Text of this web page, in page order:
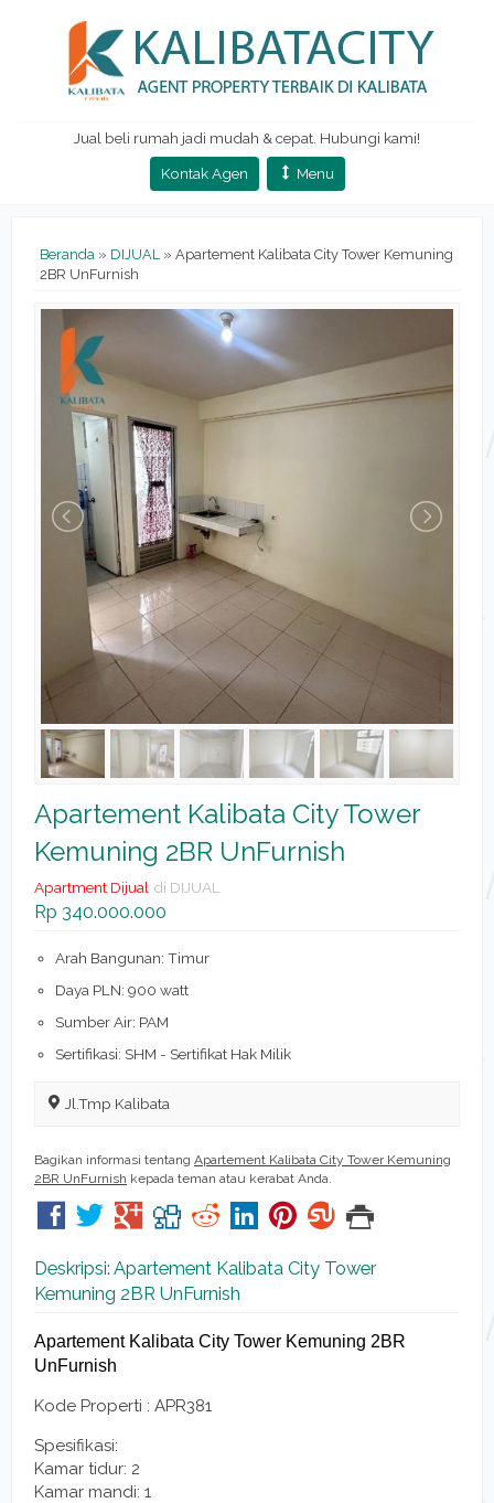
Jual beli rumah jadi mudah & cepat. Hubungi kami!
Kontak Agen
Menu
Beranda » DIJUAL» Apartement Kalibata City Tower Kemuning
2BR UnFurnish
Apartement Kalibata City Tower
Kemuning 2BR UnFurnish
Apartment Dijual di DIJUAL
Rp 340.000.000
Arah Bangunan: Timur
Daya PLN: 900 watt
Sumber Air: PAM
Sertifikasi: SHM - Sertifikat Hak Milik
Jl.Tmp Kalibata
Bagikan informasi tentang Apartement Kalibata City Tower Kemuning
2BR UnFurnish kepada teman atau kerabat Anda.
Deskripsi: Apartement Kalibata City Tower
Kemuning 2BR UnFurnish
Apartement Kalibata City Tower Kemuning 2BR
UnFurnish
Kode Properti : APR381
Spesifikasi:
Kamar tidur: 2
Kamar mandi: 1